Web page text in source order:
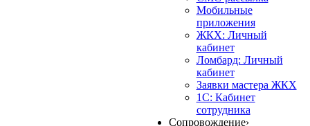
Мобильные
приложения
ЖКХ: Личный
кабинет
Ломбард: Личный
кабинет
Заявки мастера ЖКХ
1С: Кабинет
сотрудника
Сопровождение›